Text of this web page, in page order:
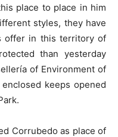
place to place in him
styles, they have
offer in this territory of
than yesterday
of Environment of
keeps opened
Corrubedo as place of